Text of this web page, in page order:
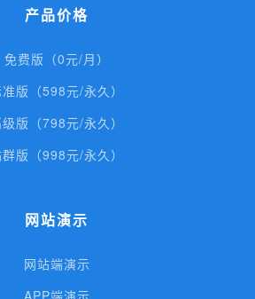
产品价格
免费版（0元/月）
版（598元/永久）
版（798元/永久）
版（998元/永久）
网站演示
网站端演示
APP端演示